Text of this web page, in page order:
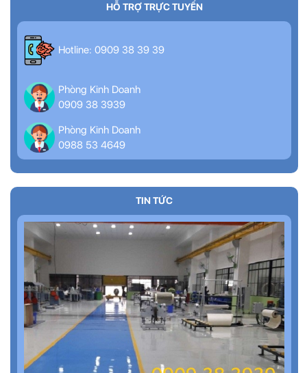
HỖ TRỢ TRỰC TUYẾN
Hotline: 0909 38 39 39
Phòng Kinh Doanh
0909 38 3939
Phòng Kinh Doanh
0988 53 4649
TIN TỨC